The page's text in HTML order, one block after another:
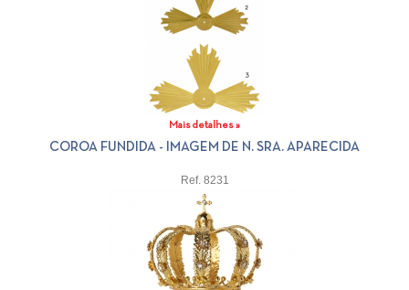
Mais detalhes »
COROA FUNDIDA - IMAGEM DE N. SRA. APARECIDA
Ref. 8231